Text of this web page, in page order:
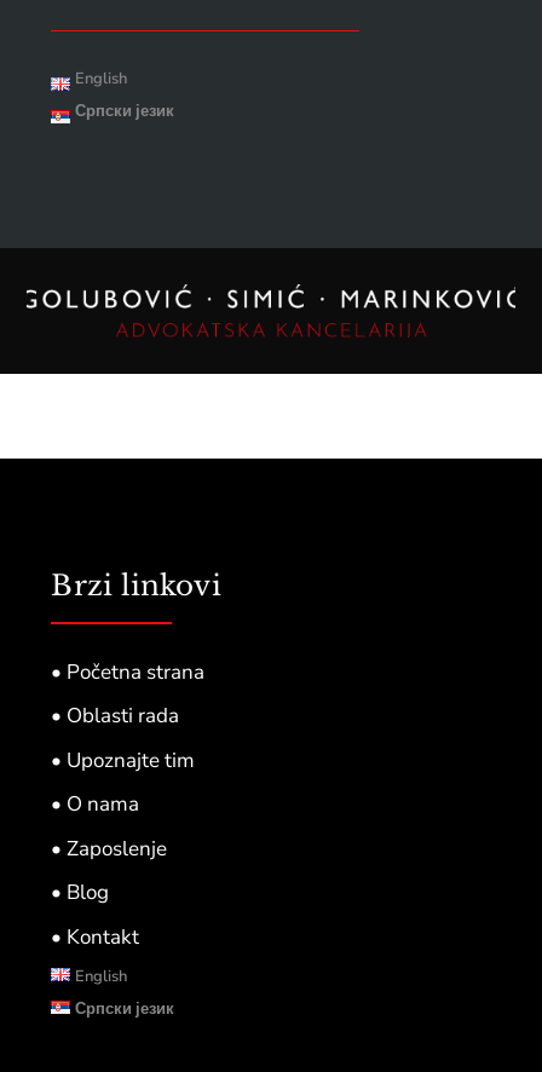
English
Српски језик
Brzi linkovi
• Početna strana
• Oblasti rada
• Upoznajte tim
• O nama
• Zaposlenje
• Blog
• Kontakt
English
Српски језик